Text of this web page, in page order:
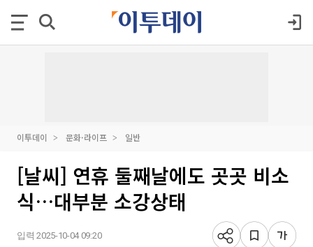
이투데이 문화·라이프 일반
[날씨] 연휴 둘째날에도 곳곳 비소
식…대부분 소강상태
입력 2025-10-04 09:20